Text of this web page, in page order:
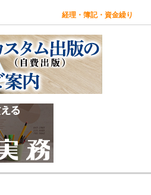
経理・簿記・資金繰り